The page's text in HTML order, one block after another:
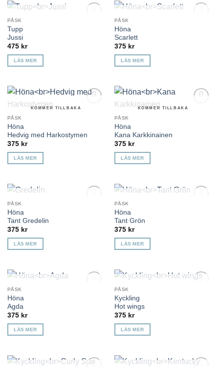
PÅSK
Tupp
Jussi
475 kr
LÄS MER
PÅSK
Höna
Scarlett
375 kr
LÄS MER
Lägg till i
KOMMER TILLBAKA
PÅSK
Höna
Hedvig med Harkostymen
375 kr
LÄS MER
Lägg till i
KOMMER TILLBAKA
PÅSK
Höna
Kana Karkkinainen
375 kr
LÄS MER
PÅSK
Höna
Tant Gredelin
375 kr
LÄS MER
PÅSK
Höna
Tant Grön
375 kr
LÄS MER
PÅSK
Höna
Agda
375 kr
LÄS MER
PÅSK
Kyckling
Hot wings
375 kr
LÄS MER